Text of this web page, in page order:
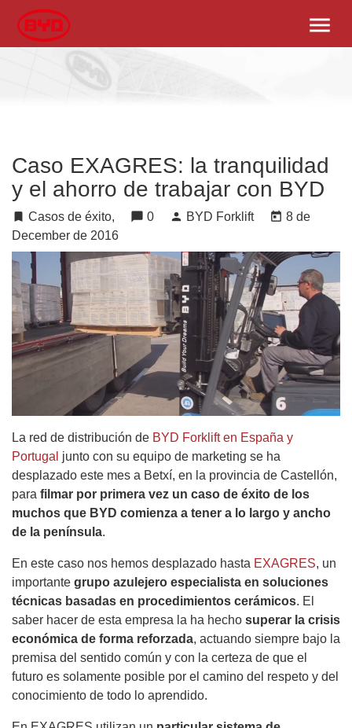
menu
Caso EXAGRES: la tranquilidad
y el ahorro de trabajar con BYD
turned_in Casos de éxito, chat_bubble 0 person BYD Forklift today 8 de
December de 2016
La red de distribución de BYD Forklift en España y
Portugal junto con su equipo de marketing se ha
desplazado este mes a Betxí, en la provincia de Castellón,
para filmar por primera vez un caso de éxito de los
muchos que BYD comienza a tener a lo largo y ancho
de la península.
En este caso nos hemos desplazado hasta EXAGRES, un
importante grupo azulejero especialista en soluciones
técnicas basadas en procedimientos cerámicos. El
saber hacer de esta empresa la ha hecho superar la crisis
económica de forma reforzada, actuando siempre bajo la
premisa del sentido común y con la certeza de que el
futuro es solamente posible por el camino del respeto y del
conocimiento de todo lo aprendido.